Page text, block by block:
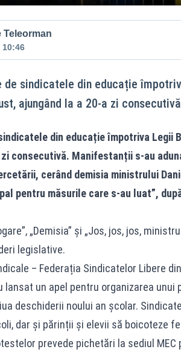
Teleorman
10:46
sindicatele din educație
ajungând la a 20-a zi consecutivă
din educație împotriva Legii
consecutivă. Manifestanții s-au
cerând demisia ministrului
pentru măsurile care s-au luat”,
„Demisia” și „Jos, jos, jos,
legislative.
– Federația Sindicatelor Libere
lansat un apel pentru organizarea
deschiderii noului an școlar.
dar și părinții și elevii să boicoteze
prevede pichetări la sediul MEC